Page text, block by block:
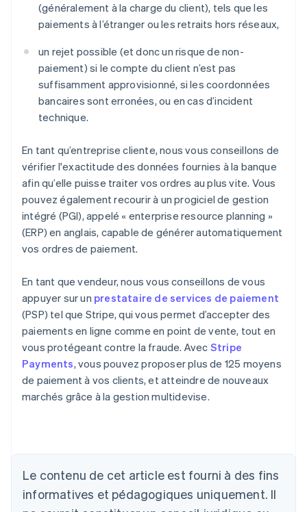
(généralement à la charge du client), tels que les
paiements à l’étranger ou les retraits hors réseaux,
un rejet possible (et donc un risque de non-
paiement) si le compte du client n’est pas
suffisamment approvisionné, si les coordonnées
bancaires sont erronées, ou en cas d’incident
technique.
En tant qu’entreprise cliente, nous vous conseillons de
vérifier l'exactitude des données fournies à la banque
afin qu’elle puisse traiter vos ordres au plus vite. Vous
pouvez également recourir à un progiciel de gestion
intégré (PGI), appelé « enterprise resource planning »
(ERP) en anglais, capable de générer automatiquement
vos ordres de paiement.
En tant que vendeur, nous vous conseillons de vous
appuyer sur un prestataire de services de paiement
(PSP) tel que Stripe, qui vous permet d’accepter des
paiements en ligne comme en point de vente, tout en
vous protégeant contre la fraude. Avec Stripe
Payments, vous pouvez proposer plus de 125 moyens
de paiement à vos clients, et atteindre de nouveaux
marchés grâce à la gestion multidevise.
Le contenu de cet article est fourni à des fins
informatives et pédagogiques uniquement. Il
DeutschEnglish
Australie
English
Autriche